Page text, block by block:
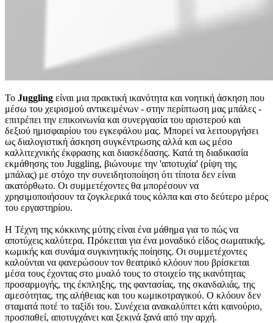
Το Juggling είναι μια πρακτική ικανότητα και νοητική άσκηση που
μέσω του χειρισμού αντικειμένων - στην περίπτωση μας μπάλες -
επιτρέπει την επικοινωνία και συνεργασία του αριστερού και
δεξιού ημισφαιρίου του εγκεφάλου μας. Μπορεί να λειτουργήσει
ως διαλογιστική άσκηση συγκέντρωσης αλλά και ως μέσο
καλλιτεχνικής έκφρασης και διασκέδασης. Κατά τη διαδικασία
εκμάθησης του Juggling, βιώνουμε την 'αποτυχία' (ρίψη της
μπάλας) με στόχο την συνειδητοποίηση ότι τίποτα δεν είναι
ακατόρθωτο. Οι συμμετέχοντες θα μπορέσουν να
χρησιμοποιήσουν τα ζογκλερικά τους κόλπα και στο δεύτερο μέρος
του εργαστηρίου.
Η Τέχνη της κόκκινης μύτης είναι ένα μάθημα για το πώς να
αποτύχεις καλύτερα. Πρόκειται για ένα μοναδικό είδος σωματικής,
κωμικής και συνάμα συγκινητικής ποίησης. Οι συμμετέχοντες
καλούνται να φανερώσουν τον θεατρικό κλόουν που βρίσκεται
μέσα τους έχοντας στο μυαλό τους το στοιχείο της ικανότητας
προσαρμογής, της έκπληξης, της φαντασίας, της σκανδαλιάς, της
αμεσότητας, της αλήθειας και του κωμικοτραγικού. Ο κλόουν δεν
σταματά ποτέ το ταξίδι του. Συνέχεια ανακαλύπτει κάτι καινούριο,
προσπαθεί, αποτυγχάνει και ξεκινά ξανά από την αρχή.